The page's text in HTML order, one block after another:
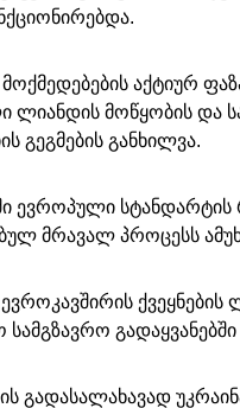
მოქმედებების აქტიურ
ლიანდის მოწყობის და
გეგმების განხილვა.
ევროპული სტანდარტის
მრავალ პროცესს
სამგზავრო
გადასალახავად